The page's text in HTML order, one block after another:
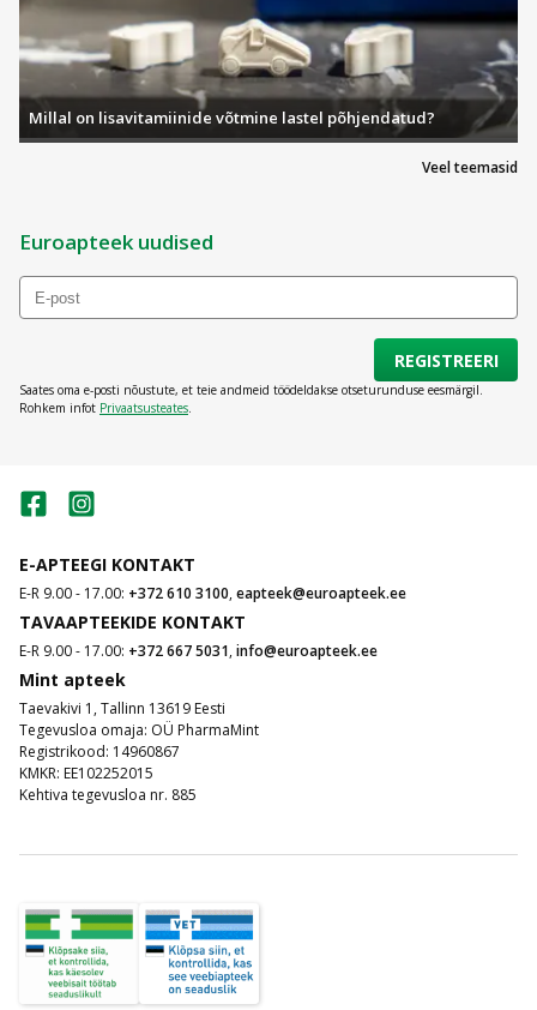
Veel teemasid
Millal on lisavitamiinide võtmine lastel põhjendatud?
Euroapteek uudised
REGISTREERI
Saates oma e-posti nõustute, et teie andmeid töödeldakse otseturunduse eesmärgil.
Rohkem infot Privaatsusteates.
E-APTEEGI KONTAKT
E-R 9.00 - 17.00: +372 610 3100,eapteek@euroapteek.ee
TAVAAPTEEKIDE KONTAKT
E-R 9.00 - 17.00: +372 667 5031,info@euroapteek.ee
Mint apteek
Taevakivi 1, Tallinn 13619 Eesti
Tegevusloa omaja: OÜ PharmaMint
Registrikood: 14960867
KMKR: EE102252015
Kehtiva tegevusloa nr. 885